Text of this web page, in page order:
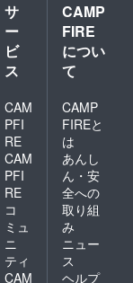
サ
ー
ビ
ス
CAM
PFI
RE
CAM
PFI
RE
コ
ミュ
ニ
ティ
CAM
CAMP
FIRE
につい
て
CAMP
FIREと
は
あんし
ん・安
全への
取り組
み
ニュー
ス
ヘルプ